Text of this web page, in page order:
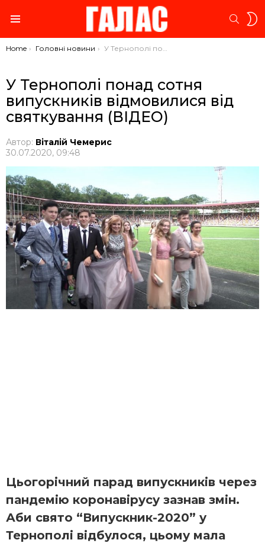
You are here:
Home Головні новини У Тернополі понад сотня випускників відмовилися від святкування (ВІДЕО)
У Тернополі понад сотня
випускників відмовилися від
святкування (ВІДЕО)
Автор: Віталій Чемерис
30.07.2020, 09:48
Цьогорічний парад випускників через
пандемію коронавірусу зазнав змін.
Аби свято “Випускник-2020” у
Тернополі відбулося, цьому мала